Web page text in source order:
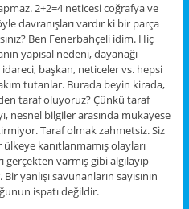
2+2=4 neticesi coğrafya ve
davranışları vardır ki bir parça
Ben Fenerbahçeli idim. Hiç
yapısal nedeni, dayanağı
başkan, neticeler vs. hepsi
tutanlar. Burada beyin kirada,
taraf oluyoruz? Çünkü taraf
nesnel bilgiler arasında mukayese
Taraf olmak zahmetsiz. Siz
kanıtlanmamış olayları
varmış gibi algılayıp
yanlışı savunanların sayısının
ispatı değildir.